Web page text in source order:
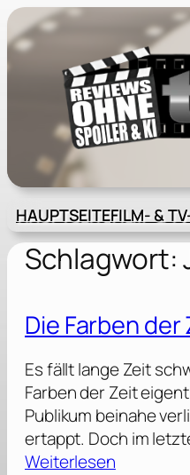
Zum
Inhalt
springen
HAUPTSEITEFILM- &
Schlagwort:
Die Farben
Es fällt lange Zeit
Farben der Zeit
Publikum beinahe
ertappt. Doch im
Weiterlesen: